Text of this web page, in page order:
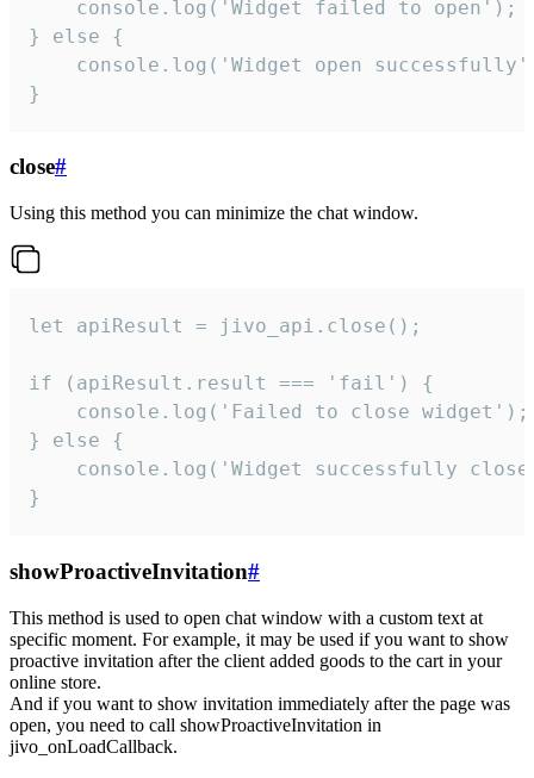
    console.log('Widget failed to open');
} else {
console.log('Widget open
}
close#
Using this method you can minimize the chat window.
let apiResult = jivo_api.close();
if (apiResult.result === 'fail') {
    console.log('Failed to close widget');
} else {
console.log('Widget successfully
}
showProactiveInvitation#
This method is used to open chat window with a custom text at
specific moment. For example, it may be used if you want to show
proactive invitation after the client added goods to the cart in your
online store.
And if you want to show invitation immediately after the page was
open, you need to call showProactiveInvitation in
jivo_onLoadCallback.